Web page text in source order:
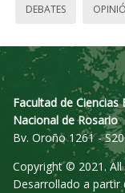
DEBATES
Facultad de
Nacional de Rosario
Bv. Oroño 1261 -
Copyright © 2021. All
Desarrollado a partir